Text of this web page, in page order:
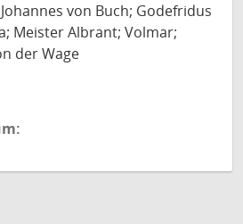
von Buch; Godefridus
Meister Albrant; Volmar;
der Wage